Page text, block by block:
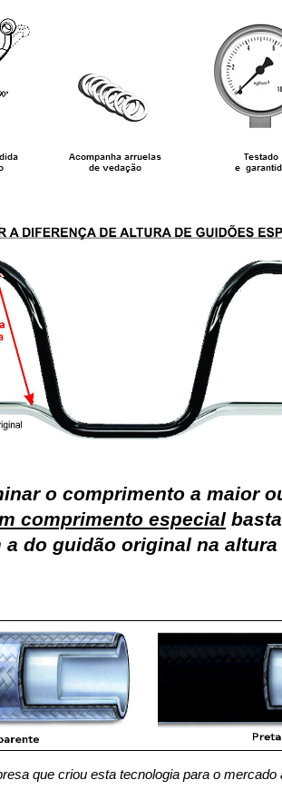
o comprimento a maior
comprimento especial
a do guidão original na
que criou esta tecnologia para o